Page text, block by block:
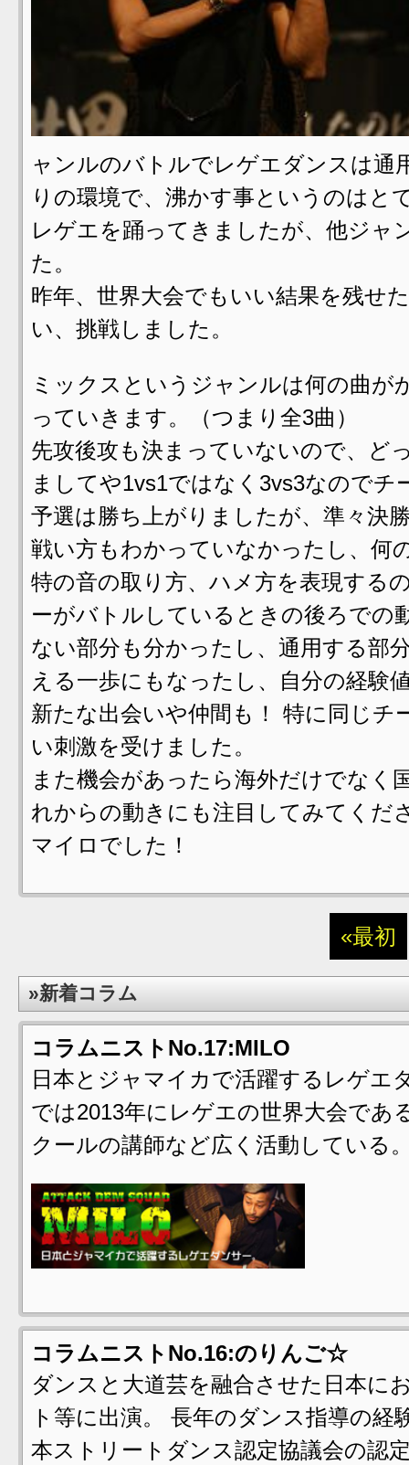
ャンルのバトルでレゲエダンスは通
りの環境で、沸かす事というのはと
レゲエを踊ってきましたが、他ジャ
た。
昨年、世界大会でもいい結果を残せ
い、挑戦しました。
ミックスというジャンルは何の曲
っていきます。（つまり全3曲）
先攻後攻も決まっていないので、ど
ましてや1vs1ではなく3vs3なので
予選は勝ち上がりましたが、準々決
戦い方もわかっていなかったし、何
特の音の取り方、ハメ方を表現する
ーがバトルしているときの後ろでの
ない部分も分かったし、通用する部
える一歩にもなったし、自分の経験
新たな出会いや仲間も！ 特に同じチ
い刺激を受けました。
また機会があったら海外だけでなく
れからの動きにも注目してみてくだ
マイロでした！
«最初
»新着コラム
コラムニストNo.17:MILO
日本とジャマイカで活躍するレゲエ
では2013年にレゲエの世界大会であ
クールの講師など広く活動している
コラムニストNo.16:のりんご☆
ダンスと大道芸を融合させた日本に
ト等に出演。 長年のダンス指導の
本ストリートダンス認定協議会の認